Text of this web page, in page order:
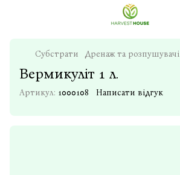
Субстрати Дренаж та розпушувачі
Вермикуліт 1 л.
Артикул: 1000108 Написати відгук